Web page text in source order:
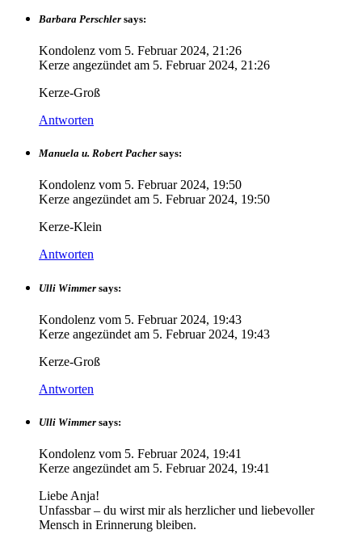
Barbara Perschler says:
Kondolenz vom 5. Februar 2024, 21:26
Kerze angezündet am 5. Februar 2024, 21:26
Kerze-Groß
Antworten
Manuela u. Robert Pacher says:
Kondolenz vom 5. Februar 2024, 19:50
Kerze angezündet am 5. Februar 2024, 19:50
Kerze-Klein
Antworten
Ulli Wimmer says:
Kondolenz vom 5. Februar 2024, 19:43
Kerze angezündet am 5. Februar 2024, 19:43
Kerze-Groß
Antworten
Ulli Wimmer says:
Kondolenz vom 5. Februar 2024, 19:41
Kerze angezündet am 5. Februar 2024, 19:41
Liebe Anja!
Unfassbar – du wirst mir als herzlicher und liebevoller
Mensch in Erinnerung bleiben.